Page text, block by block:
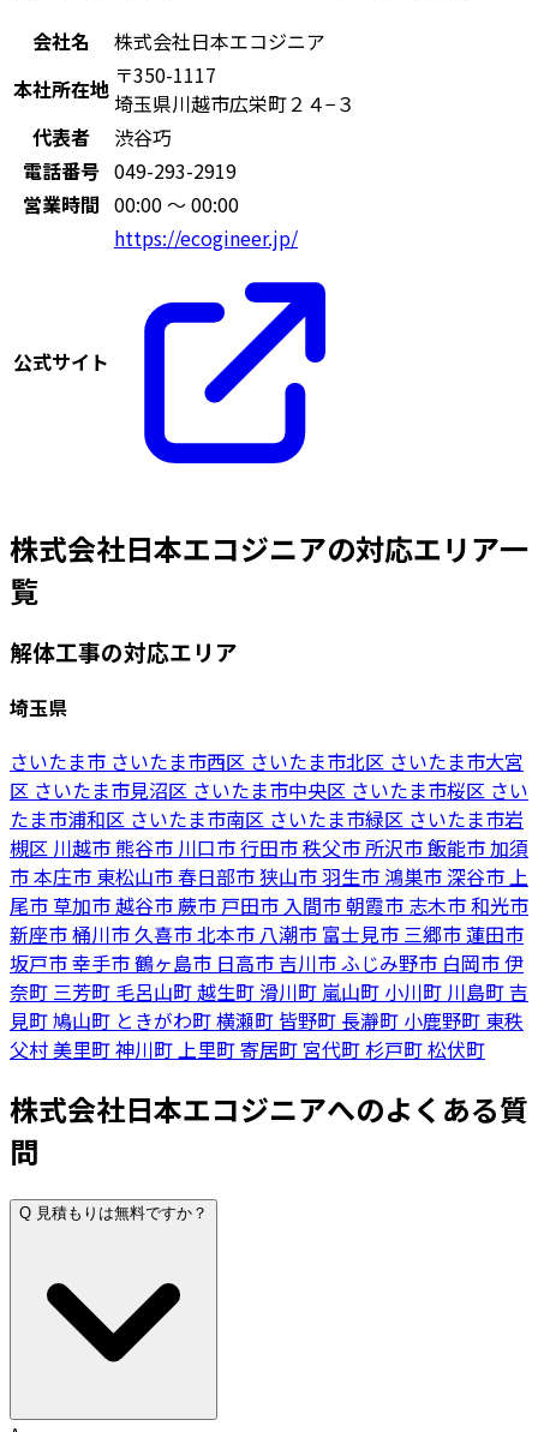
会社名
株式会社日本エコジニア
本社所在地 〒350-1117
埼玉県川越市広栄町２４−３
代表者
渋谷巧
電話番号 049-293-2919
営業時間 00:00 〜 00:00
公式サイト
https://ecogineer.jp/
株式会社日本エコジニアの対応エリア一
覧
解体工事の対応エリア
埼玉県
さいたま市 さいたま市西区 さいたま市北区 さいたま市大宮
区 さいたま市見沼区 さいたま市中央区 さいたま市桜区 さい
たま市浦和区 さいたま市南区 さいたま市緑区 さいたま市岩
槻区 川越市熊谷市 川口市行田市秩父市所沢市飯能市加須
市本庄市 東松山市春日部市狭山市羽生市 鴻巣市深谷市上
尾市 草加市越谷市 蕨市 戸田市 入間市朝霞市 志木市和光市
新座市桶川市久喜市北本市 八潮市 富士見市 三郷市蓮田市
坂戸市幸手市鶴ヶ島市 日高市吉川市ふじみ野市 白岡市伊
奈町 三芳町 毛呂山町越生町滑川町 嵐山町 小川町 川島町吉
見町鳩山町 ときがわ町横瀬町皆野町 長瀞町 小鹿野町 東秩
父村美里町神川町上里町寄居町 宮代町杉戸町松伏町
株式会社日本エコジニアへのよくある質
問
Q 見積もりは無料ですか？